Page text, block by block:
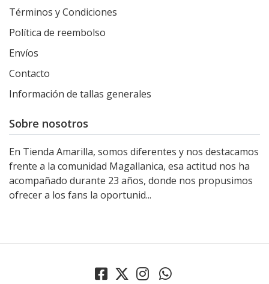
Términos y Condiciones
Política de reembolso
Envíos
Contacto
Información de tallas generales
Sobre nosotros
En Tienda Amarilla, somos diferentes y nos destacamos
frente a la comunidad Magallanica, esa actitud nos ha
acompañado durante 23 años, donde nos propusimos
ofrecer a los fans la oportunid...